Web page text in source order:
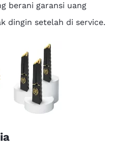
berani garansi uang
dingin setelah di service.